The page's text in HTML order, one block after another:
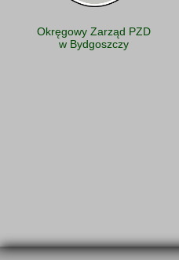
Okręgowy Zarząd PZD
w Bydgoszczy